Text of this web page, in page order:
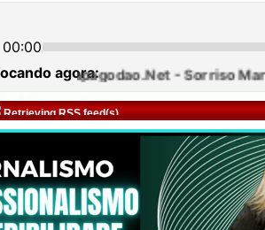
Retrieving RSS feed(s)